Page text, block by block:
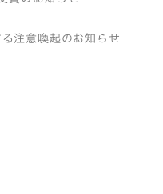
注意喚起のお知らせ